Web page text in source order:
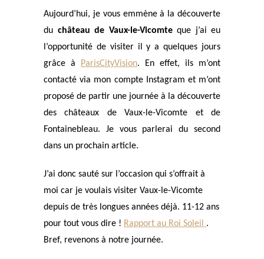
Aujourd’hui, je vous emmène à la découverte
du château de Vaux-le-Vicomteque j’ai eu
l’opportunité de visiter il y a quelques jours
grâce à
ParisCityVision. En effet, ils m’ont
contacté via mon compte Instagram et m’ont
proposé de partir une journée à la découverte
des châteaux de Vaux-le-Vicomte et de
Fontainebleau. Je vous parlerai du second
dans un prochain article.
J’ai donc sauté sur l’occasion qui s’offrait à
moi car je voulais visiter Vaux-le-Vicomte
depuis de très longues années déjà. 11-12 ans
pour tout vous dire ! Rapport au Roi Soleil .
Bref, revenons à notre journée.